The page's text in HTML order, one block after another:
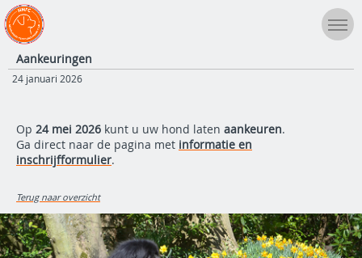
Aankeuringen
24 januari 2026
Op 24 mei 2026 kunt u uw hond laten aankeuren.
Ga direct naar de pagina met informatie en
inschrijfformulier.
Terug naar overzicht